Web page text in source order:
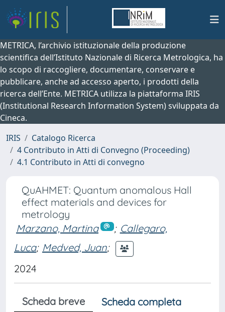
METRICA, l’archivio istituzionale della produzione
scientifica dell’Istituto Nazionale di Ricerca Metrologica, ha
lo scopo di raccogliere, documentare, conservare e
pubblicare, anche ad accesso aperto, i prodotti della
ricerca dell’Ente. METRICA utilizza la piattaforma IRIS
(Institutional Research Information System) sviluppata da
Cineca.
IRIS
Catalogo Ricerca
4 Contributo in Atti di Convegno (Proceeding)
4.1 Contributo in Atti di convegno
QuAHMET: Quantum anomalous Hall
effect materials and devices for
metrology
Marzano, Martina
; Callegaro,
Luca; Medved, Juan;
2024
Scheda breve
Scheda completa